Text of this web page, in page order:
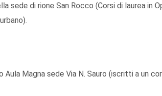
sede di rione San Rocco (Corsi di laurea in
Aula Magna sede Via N. Sauro (iscritti a un